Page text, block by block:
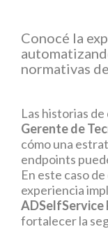
Conocé la
normativas
Las historias
Gerente de
cómo una
endpoints
En este caso
experiencia
ADSelfService
fortalecer la